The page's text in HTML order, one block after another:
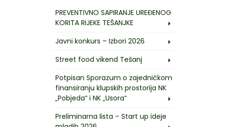
PREVENTIVNO SAPIRANJE UREĐENOG
KORITA RIJEKE TEŠANJKE
Javni konkurs – Izbori 2026
Street food vikend Tešanj
Potpisan Sporazum o zajedničkom
finansiranju klupskih prostorija NK
„Pobjeda“ i NK „Usora“
Preliminarna lista – Start up ideje